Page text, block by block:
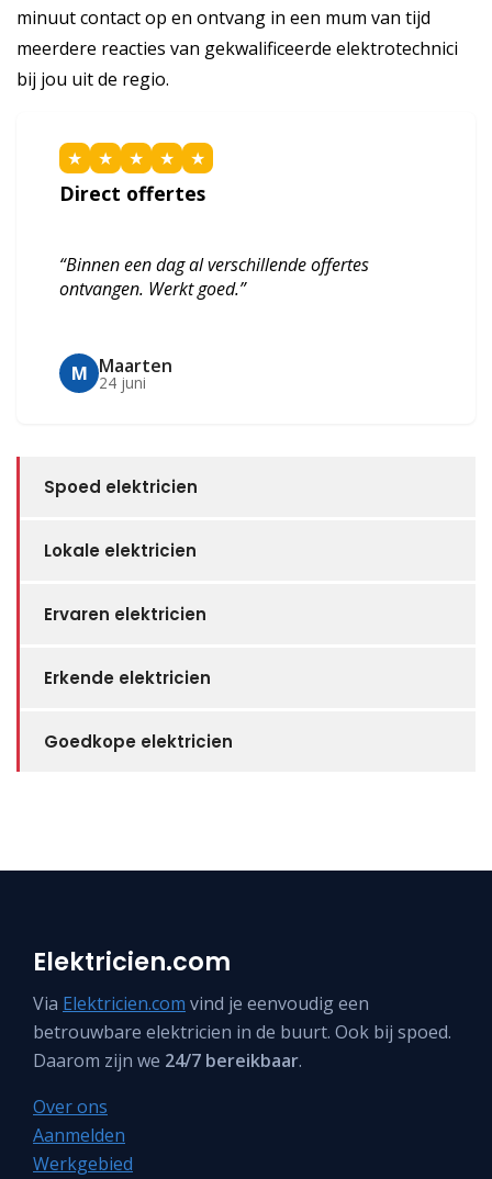
minuut contact op en ontvang in een mum van tijd
meerdere reacties van gekwalificeerde elektrotechnici
bij jou uit de regio.
★ ★ ★ ★ ★
Direct offertes
“Binnen een dag al verschillende offertes
ontvangen. Werkt goed.”
M Maarten
24 juni
Spoed elektricien
Lokale elektricien
Ervaren elektricien
Erkende elektricien
Goedkope elektricien
Elektricien.com
Via Elektricien.com vind je eenvoudig een
betrouwbare elektricien in de buurt. Ook bij spoed.
Daarom zijn we 24/7 bereikbaar.
Over ons
Aanmelden
Werkgebied